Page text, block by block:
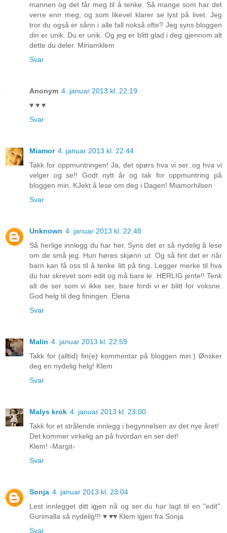
mannen og det får meg til å tenke. Så mange som har det
verre enn meg, og som likevel klarer se lyst på livet. Jeg
tror du også er sånn i alle fall nokså ofte? Jeg syns bloggen
din er unik. Du er unik. Og jeg er blitt glad i deg gjennom alt
dette du deler. Miriamklem
Svar
Anonym 4. januar 2013 kl. 22:19
♥ ♥ ♥
Svar
Miamor 4. januar 2013 kl. 22:44
Takk for oppmuntringen! Ja, det spørs hva vi ser..og hva vi
velger og se!! Godt nytt år og tak for oppmuntring på
bloggen min. KJekt å lese om deg i Dagen! Miamorhilsen
Svar
Unknown 4. januar 2013 kl. 22:48
Så herlige innlegg du har her. Syns det er så nydelig å lese
om de små jeg. Hun høres skjønn ut. Og så fint det er når
barn kan få oss til å tenke litt på ting. Legger merke til hva
du har skrevet som edit og må bare le. HERLIG jente!! Tenk
alt de ser som vi ikke ser, bare fordi vi er blitt for voksne.
God helg til deg finingen. Elena
Svar
Malin 4. januar 2013 kl. 22:59
Takk for (alltid) fin(e) kommentar på bloggen min:) Ønsker
deg en nydelig helg! Klem
Svar
Malys krok 4. januar 2013 kl. 23:00
Takk for et strålende innlegg i begynnelsen av det nye året!
Det kommer virkelig an på hvordan en ser det!
Klem! -Margit-
Svar
Sonja 4. januar 2013 kl. 23:04
Lest innlegget ditt igjen nå og ser du har lagt til en "edit".
Gurimalla så nydelig!!! ♥ ♥♥ Klem igjen fra Sonja
Svar